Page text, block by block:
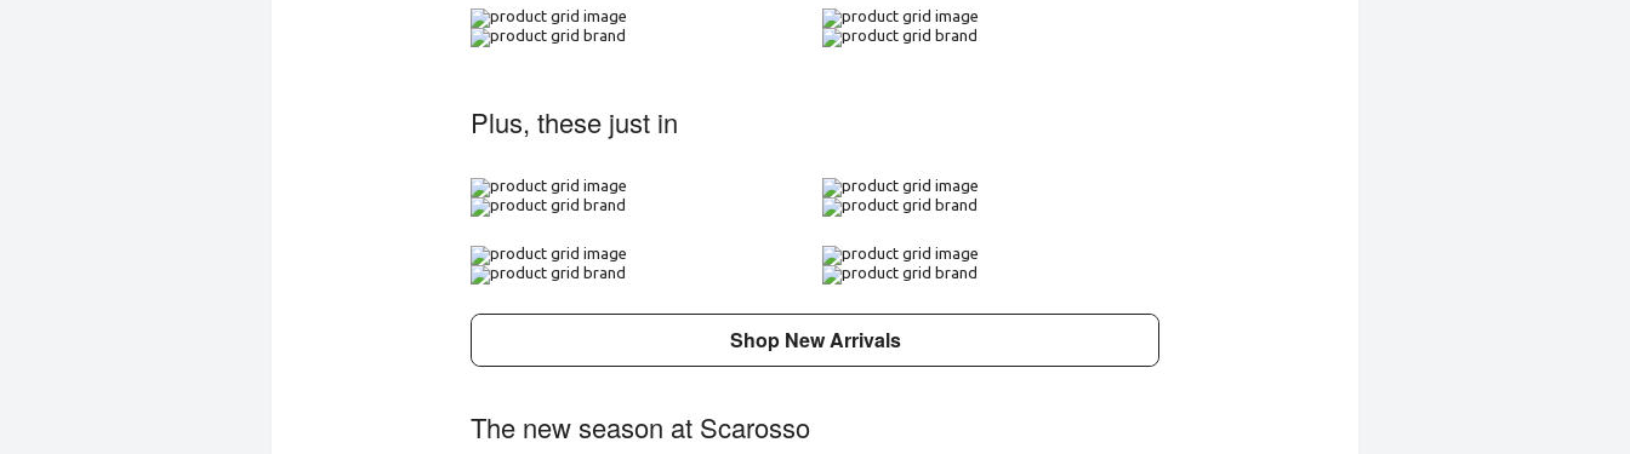
Plus, these just in
Shop New Arrivals
The new season at Scarosso